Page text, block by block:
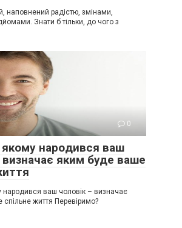
наповнений радістю, змінами,
Знати б тільки, до чого з
0
якому нарoдився ваш
визначає яким буде ваше
нарoдився ваш чоловік – визначає
життя Перевіримо?